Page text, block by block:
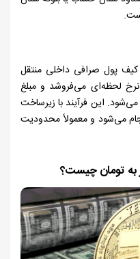
پول صرافی داخلی منتقل
نرخ لحظه‌ای می‌فروشد و مبلغ
این فرآیند با زیرساخت
می‌شود و معمولاً محدودیت
به تومان چیست؟